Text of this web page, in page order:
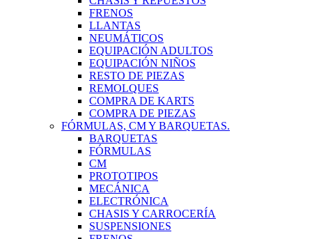
FRENOS
LLANTAS
NEUMÁTICOS
EQUIPACIÓN ADULTOS
EQUIPACIÓN NIÑOS
RESTO DE PIEZAS
REMOLQUES
COMPRA DE KARTS
COMPRA DE PIEZAS
FÓRMULAS, CM Y BARQUETAS.
BARQUETAS
FÓRMULAS
CM
PROTOTIPOS
MECÁNICA
ELECTRÓNICA
CHASIS Y CARROCERÍA
SUSPENSIONES